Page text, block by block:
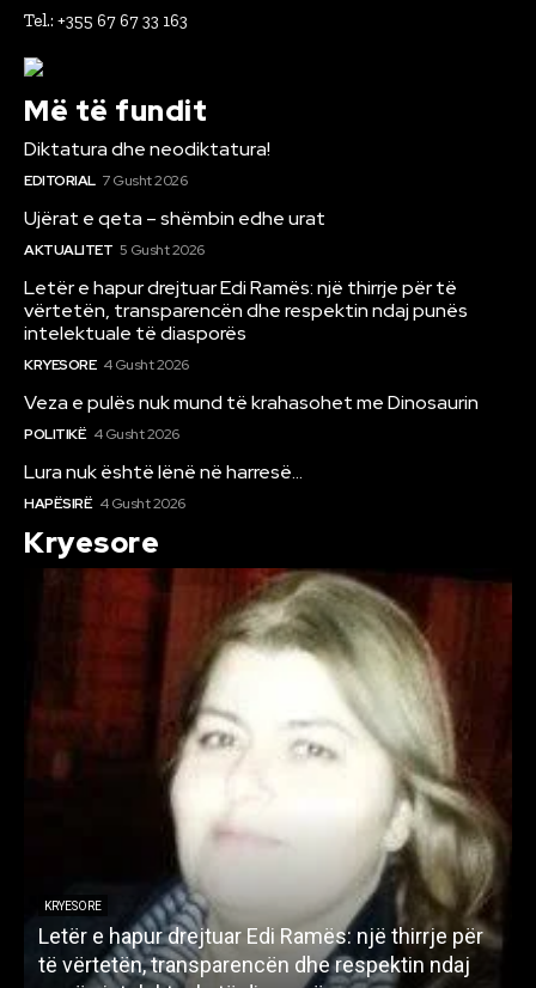
Tel.: +355 67 67 33 163
Më të fundit
Diktatura dhe neodiktatura!
EDITORIAL 7 Gusht 2026
Ujërat e qeta – shëmbin edhe urat
AKTUALITET 5 Gusht 2026
Letër e hapur drejtuar Edi Ramës: një thirrje për të
vërtetën, transparencën dhe respektin ndaj punës
intelektuale të diasporës
KRYESORE 4 Gusht 2026
Veza e pulës nuk mund të krahasohet me Dinosaurin
POLITIKË 4 Gusht 2026
Lura nuk është lënë në harresë…
HAPËSIRË 4 Gusht 2026
Kryesore
KRYESORE
Letër e hapur drejtuar Edi Ramës: një thirrje për
të vërtetën, transparencën dhe respektin ndaj